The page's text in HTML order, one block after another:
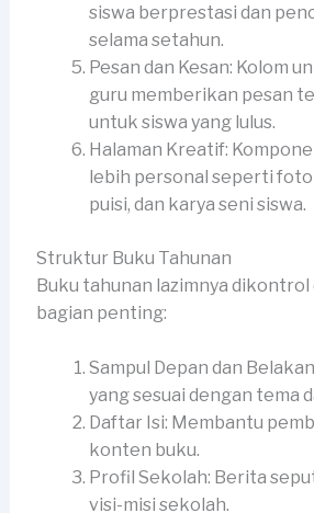
siswa berprestasi dan
selama setahun.
Pesan dan Kesan: Kolom
guru memberikan pesan
untuk siswa yang lulus.
Halaman Kreatif:
lebih personal seperti
puisi, dan karya seni siswa.
Struktur Buku Tahunan
Buku tahunan lazimnya dikontrol
bagian penting:
Sampul Depan dan
yang sesuai dengan tema
Daftar Isi: Membantu
konten buku.
Profil Sekolah: Berita
visi-misi sekolah.